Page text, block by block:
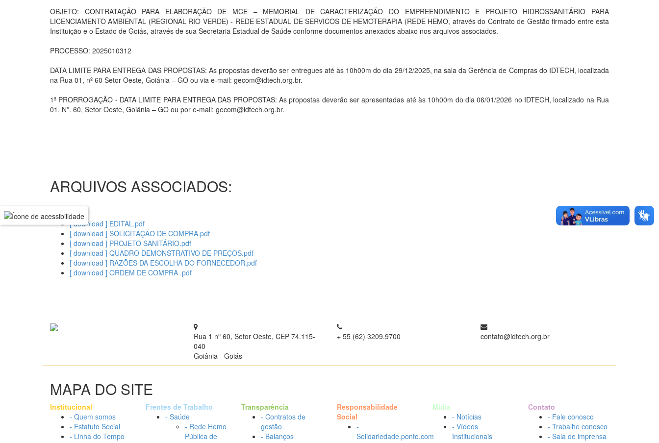
OBJETO: CONTRATAÇÃO PARA ELABORAÇÃO DE MCE – MEMORIAL DE CARACTERIZAÇÃO DO EMPREENDIMENTO E PROJETO HIDROSSANITÁRIO PARA
LICENCIAMENTO AMBIENTAL (REGIONAL RIO VERDE) - REDE ESTADUAL DE SERVICOS DE HEMOTERAPIA (REDE HEMO, através do Contrato de Gestão firmado entre esta
Instituição e o Estado de Goiás, através de sua Secretaria Estadual de Saúde conforme documentos anexados abaixo nos arquivos associados.
PROCESSO: 2025010312
DATA LIMITE PARA ENTREGA DAS PROPOSTAS: As propostas deverão ser entregues até às 10h00m do dia 29/12/2025, na sala da Gerência de Compras do IDTECH, localizada
na Rua 01, nº 60 Setor Oeste, Goiânia – GO ou via e-mail: gecom@idtech.org.br.
1ª PRORROGAÇÃO - DATA LIMITE PARA ENTREGA DAS PROPOSTAS: As propostas deverão ser apresentadas até às 10h00m do dia 06/01/2026 no IDTECH, localizado na Rua
01, Nº. 60, Setor Oeste, Goiânia – GO ou por e-mail: gecom@idtech.org.br.
ARQUIVOS ASSOCIADOS:
[ download ] EDITAL.pdf
[ download ] SOLICITAÇÃO DE COMPRA.pdf
[ download ] PROJETO SANITÁRIO.pdf
[ download ] QUADRO DEMONSTRATIVO DE PREÇOS.pdf
[ download ] RAZÕES DA ESCOLHA DO FORNECEDOR.pdf
[ download ] ORDEM DE COMPRA .pdf
Rua 1 nº 60, Setor Oeste, CEP 74.115-
040
Goiânia - Goiás
+ 55 (62) 3209.9700 contato@idtech.org.br
MAPA DO SITE
Institucional
- Quem somos
- Estatuto Social
- Linha do Tempo
Frentes de Trabalho
- Saúde
- Rede Hemo
Pública de
Transparência
- Contratos de
gestão
- Balanços
Responsabilidade
Social
-
Solidariedade.ponto.com
Mídia
- Notícias
- Vídeos
Institucionais
Contato
- Fale conosco
- Trabalhe conosco
- Sala de imprensa